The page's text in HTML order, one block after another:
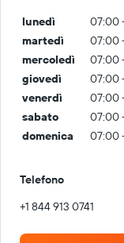
lunedì
07:00
martedì
07:00
mercoledì
07:00
giovedì
07:00
venerdì
07:00
sabato
07:00
domenica
07:00
Telefono
+1 844 913 0741